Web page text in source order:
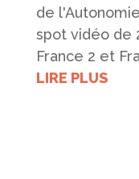
de
spot vidéo de
France 2 et
LIRE PLUS